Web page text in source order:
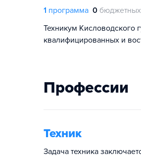
1 программа 0
Техникум Кисловодского
квалифицированных и
Профессии
Техник
Задача техника